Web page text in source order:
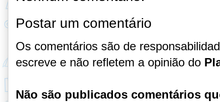
Postar um comentário
Os comentários são de
escreve e não refletem a opinião do
Não são publicados comentários